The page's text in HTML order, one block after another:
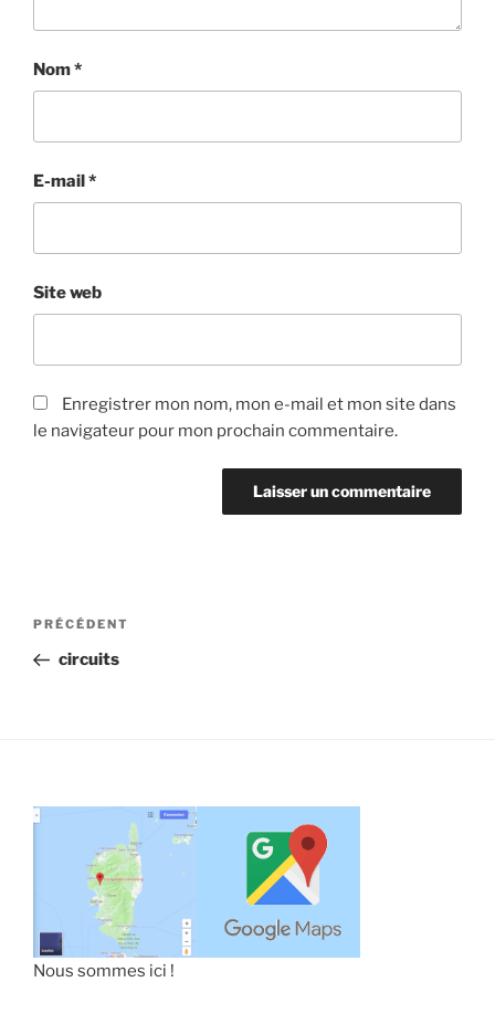
Nom*
E-mail*
Site web
Enregistrer mon nom, mon e-mail et mon site dans
le navigateur pour mon prochain commentaire.
Navigation
l’article
Article
précédent
PRÉCÉDENT
circuits
Nous sommes ici !